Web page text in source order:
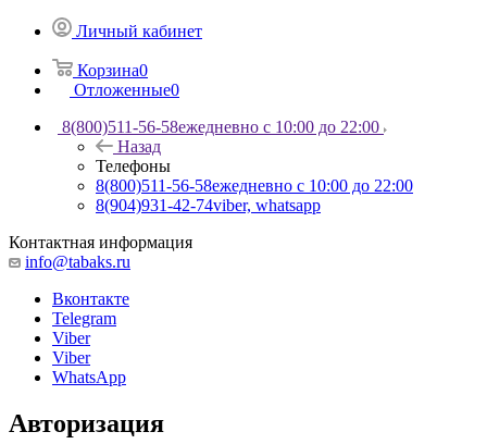
Личный кабинет
Корзина0
Отложенные0
8(800)511-56-58ежедневно с 10:00 до 22:00
Назад
Телефоны
8(800)511-56-58ежедневно с 10:00 до 22:00
8(904)931-42-74viber, whatsapp
Контактная информация
info@tabaks.ru
Вконтакте
Telegram
Viber
Viber
WhatsApp
Авторизация